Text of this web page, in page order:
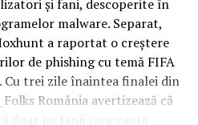
construcție, administratorii
trafic intens
pentru zonele
de uzură prematură și de
de trecere frecventă. Este
de stil și mai mult de
și fani, descoperite în
malware. Separat,
a raportat o creștere
de phishing cu temă FIFA
trei zile înaintea finalei din
România avertizează că